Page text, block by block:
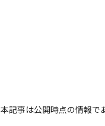
本記事は公開時点の情報で